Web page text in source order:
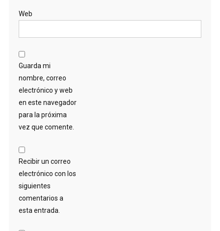
Web
Guarda mi
nombre, correo
electrónico y web
en este navegador
para la próxima
vez que comente.
Recibir un correo
electrónico con los
siguientes
comentarios a
esta entrada.